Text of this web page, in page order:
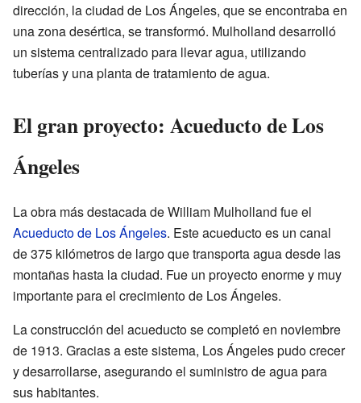
dirección, la ciudad de Los Ángeles, que se encontraba en
una zona desértica, se transformó. Mulholland desarrolló
un sistema centralizado para llevar agua, utilizando
tuberías y una planta de tratamiento de agua.
El gran proyecto: Acueducto de Los
Ángeles
La obra más destacada de William Mulholland fue el
Acueducto de Los Ángeles. Este acueducto es un canal
de 375 kilómetros de largo que transporta agua desde las
montañas hasta la ciudad. Fue un proyecto enorme y muy
importante para el crecimiento de Los Ángeles.
La construcción del acueducto se completó en noviembre
de 1913. Gracias a este sistema, Los Ángeles pudo crecer
y desarrollarse, asegurando el suministro de agua para
sus habitantes.